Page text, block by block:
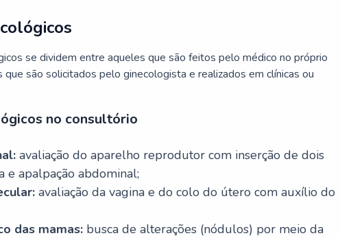
se dividem entre aqueles que são feitos pelo médico no próprio
são solicitados pelo ginecologista e realizados em clínicas ou
no consultório
avaliação do aparelho reprodutor com inserção de dois
e apalpação abdominal;
avaliação da vagina e do colo do útero com auxílio do
das mamas: busca de alterações (nódulos) por meio da